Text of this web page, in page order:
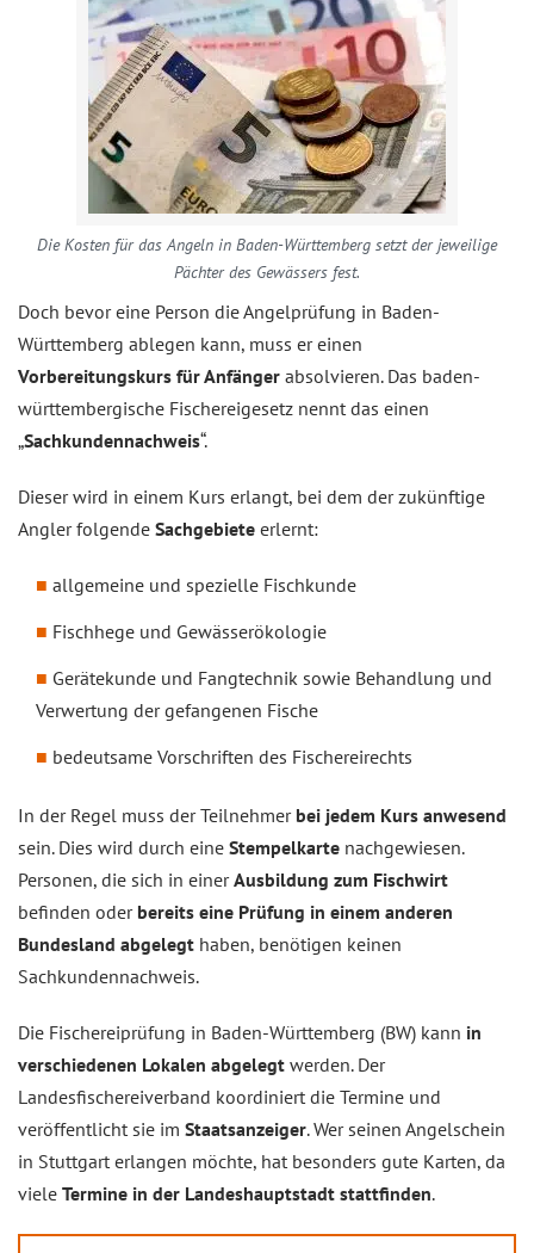
Die Kosten für das Angeln in Baden-Württemberg setzt der jeweilige
Pächter des Gewässers fest.
Doch bevor eine Person die Angelprüfung in Baden-
Württemberg ablegen kann, muss er einen
Vorbereitungskurs für Anfänger absolvieren. Das baden-
württembergische Fischereigesetz nennt das einen
„Sachkundennachweis“.
Dieser wird in einem Kurs erlangt, bei dem der zukünftige
Angler folgende Sachgebiete erlernt:
allgemeine und spezielle Fischkunde
Fischhege und Gewässerökologie
Gerätekunde und Fangtechnik sowie Behandlung und
Verwertung der gefangenen Fische
bedeutsame Vorschriften des Fischereirechts
In der Regel muss der Teilnehmer bei jedem Kurs anwesend
sein. Dies wird durch eine Stempelkarte nachgewiesen.
Personen, die sich in einerAusbildung zum Fischwirt
befinden oder bereits eine Prüfung in einem anderen
Bundesland abgelegt haben, benötigen keinen
Sachkundennachweis.
Die Fischereiprüfung in Baden-Württemberg (BW) kann in
verschiedenen Lokalen abgelegt werden. Der
Landesfischereiverband koordiniert die Termine und
veröffentlicht sie im Staatsanzeiger. Wer seinen Angelschein
in Stuttgart erlangen möchte, hat besonders gute Karten, da
viele Termine in der Landeshauptstadt stattfinden.